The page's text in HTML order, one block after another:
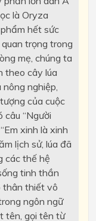
là Oryza
hết sức
trọng trong
mẹ, chúng ta
theo cây lúa
nghiệp,
của cuộc
câu “Người
xinh là xinh
lịch sử, lúa đã
các thế hệ
tinh thần
thân thiết vô
ngôn ngữ
tên, gọi tên từ